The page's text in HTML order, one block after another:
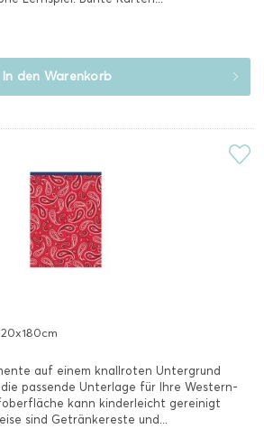
In den Warenkorb
auf einem knallroten Untergrund 
passende Unterlage für Ihre Western-
kann kinderleicht gereinigt
sind Getränkereste und...